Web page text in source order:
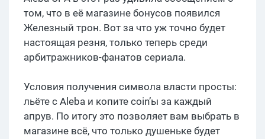
том, что в её магазине бонусов появился
Железный трон. Вот за что уж точно будет
настоящая резня, только теперь среди
арбитражников-фанатов сериала.
Условия получения символа власти просты:
льёте с Aleba и копите coin’ы за каждый
апрув. По итогу это позволяет вам выбрать в
магазине всё, что только душеньке будет